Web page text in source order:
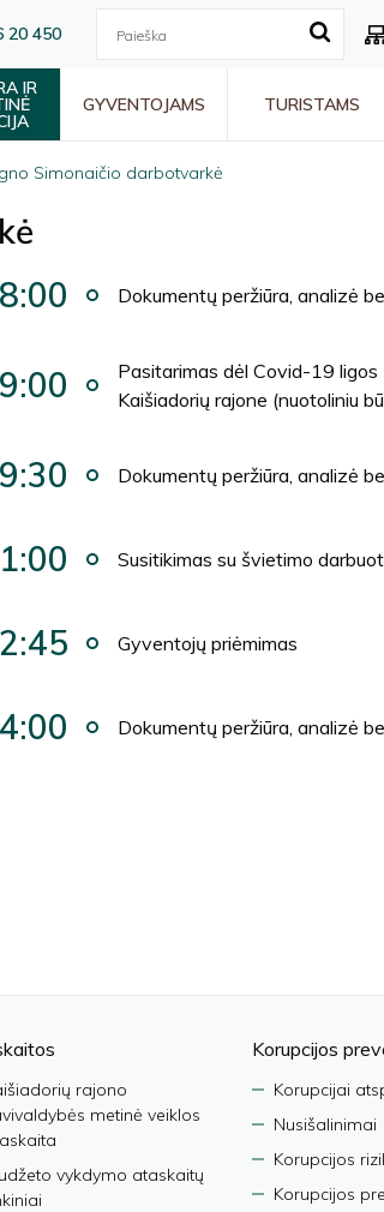
20 450
IR
GYVENTOJAMS TURISTAMS
Simonaičio darbotvarkė
Dokumentų peržiūra, analizė
Pasitarimas dėl Covid-19
Kaišiadorių rajone (nuotoliniu
Dokumentų peržiūra, analizė
Susitikimas su švietimo
Gyventojų priėmimas
Dokumentų peržiūra, analizė
rajono
metinė veiklos
vykdymo ataskaitų
Korupcijos
Korupcijai
Nusišalinimai
Korupcijos
Korupcijos